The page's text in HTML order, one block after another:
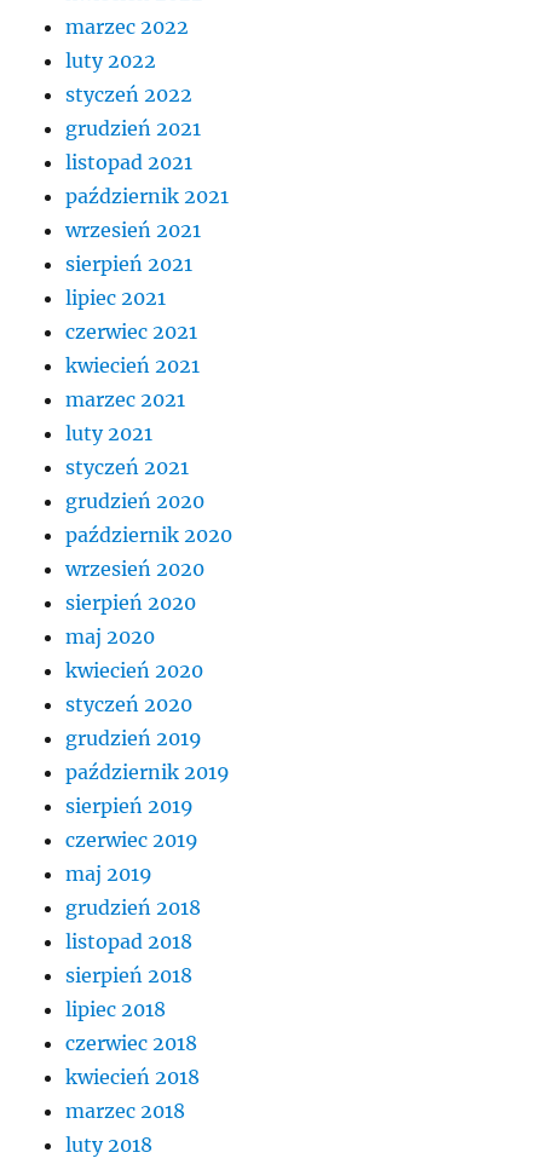
marzec 2022
luty 2022
styczeń 2022
grudzień 2021
listopad 2021
październik 2021
wrzesień 2021
sierpień 2021
lipiec 2021
czerwiec 2021
kwiecień 2021
marzec 2021
luty 2021
styczeń 2021
grudzień 2020
październik 2020
wrzesień 2020
sierpień 2020
maj 2020
kwiecień 2020
styczeń 2020
grudzień 2019
październik 2019
sierpień 2019
czerwiec 2019
maj 2019
grudzień 2018
listopad 2018
sierpień 2018
lipiec 2018
czerwiec 2018
kwiecień 2018
marzec 2018
luty 2018